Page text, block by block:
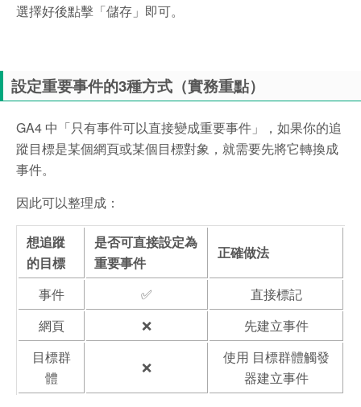
選擇好後點擊「儲存」即可。
設定重要事件的3種方式（實務重點）
GA4 中「只有事件可以直接變成重要事件」，如果你的追
蹤目標是某個網頁或某個目標對象，就需要先將它轉換成
事件。
因此可以整理成：
想追蹤
的目標
是否可直接設定為
重要事件
正確做法
事件 ✅
直接標記
網頁
❌
先建立事件
目標群
體
❌
使用 目標群體觸發
器建立事件